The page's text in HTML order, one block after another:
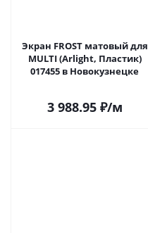
Экран FROST матовый для
MULTI (Arlight, Пластик)
017455 в Новокузнецке
3 988.95₽/м